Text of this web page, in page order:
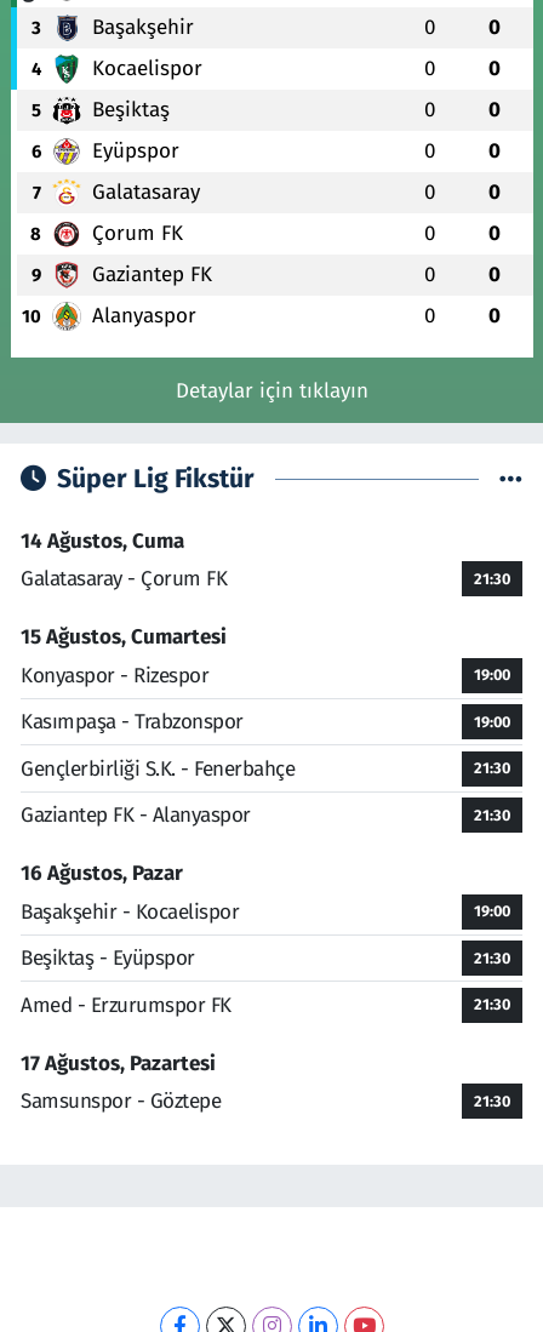
3 Başakşehir 0 0
4 Kocaelispor 0 0
5 Beşiktaş 0 0
6 Eyüpspor 0 0
7 Galatasaray 0 0
8 Çorum FK 0 0
9 Gaziantep FK 0 0
10 Alanyaspor 0 0
Detaylar için tıklayın
Süper Lig Fikstür
14 Ağustos, Cuma
Galatasaray - Çorum FK
21:30
15 Ağustos, Cumartesi
Konyaspor - Rizespor
19:00
Kasımpaşa - Trabzonspor 19:00
Gençlerbirliği S.K. - Fenerbahçe 21:30
Gaziantep FK - Alanyaspor 21:30
16 Ağustos, Pazar
Başakşehir - Kocaelispor
19:00
Beşiktaş - Eyüpspor 21:30
Amed - Erzurumspor FK 21:30
17 Ağustos, Pazartesi
Samsunspor - Göztepe
21:30